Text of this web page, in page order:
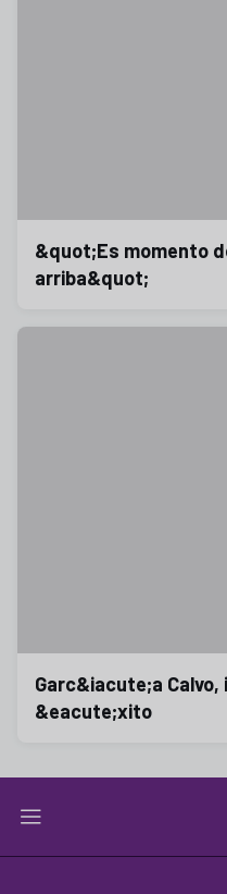
&quot;Es momento
arriba&quot;
Garc&iacute;a
&eacute;xito